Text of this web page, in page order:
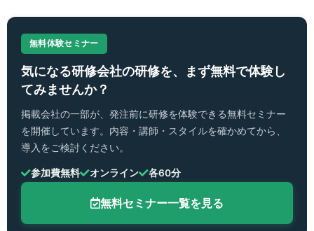
無料体験セミナー
気になる研修会社の研修を、まず無料で体験し
てみませんか？
掲載会社の一部が、発注前に研修を体験できる無料セミナー
を開催しています。内容・講師・スタイルを確かめてから、
導入をご検討ください。
参加費無料 オンライン 各60分
無料セミナー一覧を見る